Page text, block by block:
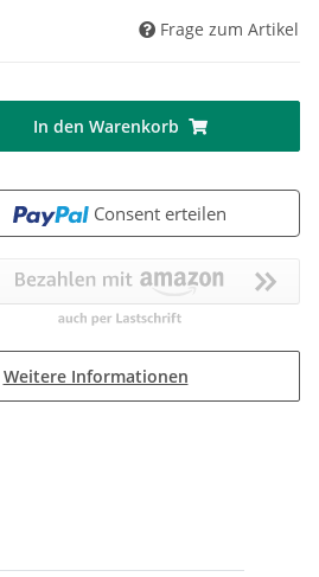
Frage zum Artikel
In den Warenkorb
Consent erteilen
Weitere Informationen